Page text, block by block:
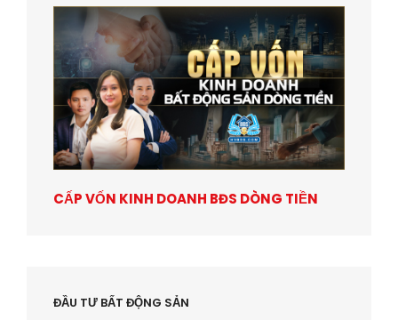
CẤP VỐN KINH DOANH BĐS DÒNG TIỀN
ĐẦU TƯ BẤT ĐỘNG SẢN